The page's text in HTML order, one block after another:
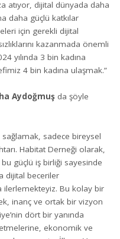
atıyor, dijital dünyada daha
daha güçlü katkılar
için gerekli dijital
kazanmada önemli
yılında 3 bin kadına
4 bin kadına ulaşmak.”
Aydoğmuş da şöyle
sağlamak, sadece bireysel
Habitat Derneği olarak,
güçlü iş birliği sayesinde
dijital beceriler
ilerlemekteyiz. Bu kolay bir
inanç ve ortak bir vizyon
dört bir yanında
ekonomik ve